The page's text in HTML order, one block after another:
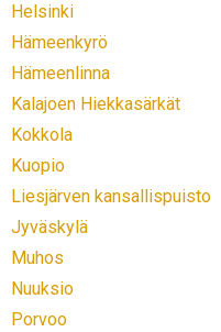
Helsinki
Hämeenkyrö
Hämeenlinna
Kalajoen Hiekkasärkät
Kokkola
Kuopio
Liesjärven kansallispuisto
Jyväskylä
Muhos
Nuuksio
Porvoo